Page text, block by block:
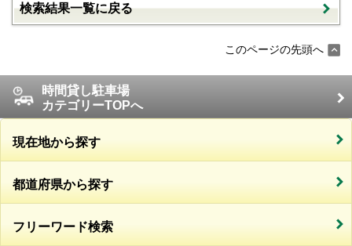
検索結果一覧に戻る
このページの先頭へ
時間貸し駐車場
カテゴリーTOPへ
現在地から探す
都道府県から探す
フリーワード検索